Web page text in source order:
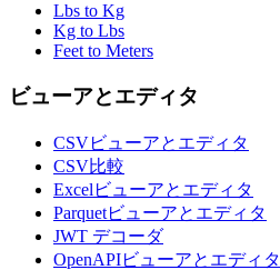
Lbs to Kg
Kg to Lbs
Feet to Meters
ビューアとエディタ
CSVビューアとエディタ
CSV比較
Excelビューアとエディタ
Parquetビューアとエディタ
JWT デコーダ
OpenAPIビューアとエディタ